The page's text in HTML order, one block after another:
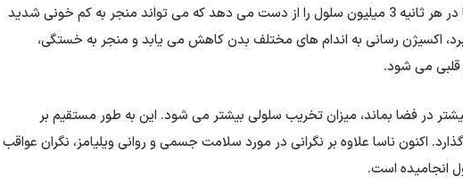
اکنون ویلیامز در طول اقامت طولانی در فضا در هر ثانیه 3 میلیون سلول را از دست می دهد که می تواند منجر به کم خونی شدید
اکسیژن رسانی به اندام های مختلف بدن کاهش می یابد و منجر به خستگی،
می شود.
در فضا بماند، میزان تخریب سلولی بیشتر می شود. این به طور مستقیم بر
اکنون ناسا علاوه بر نگرانی در مورد سلامت جسمی و روانی ویلیامز، نگران عواقب
انجامیده است.